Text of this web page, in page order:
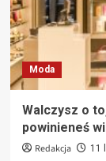
Moda
Walczysz o
powinieneś
Redakcja 11